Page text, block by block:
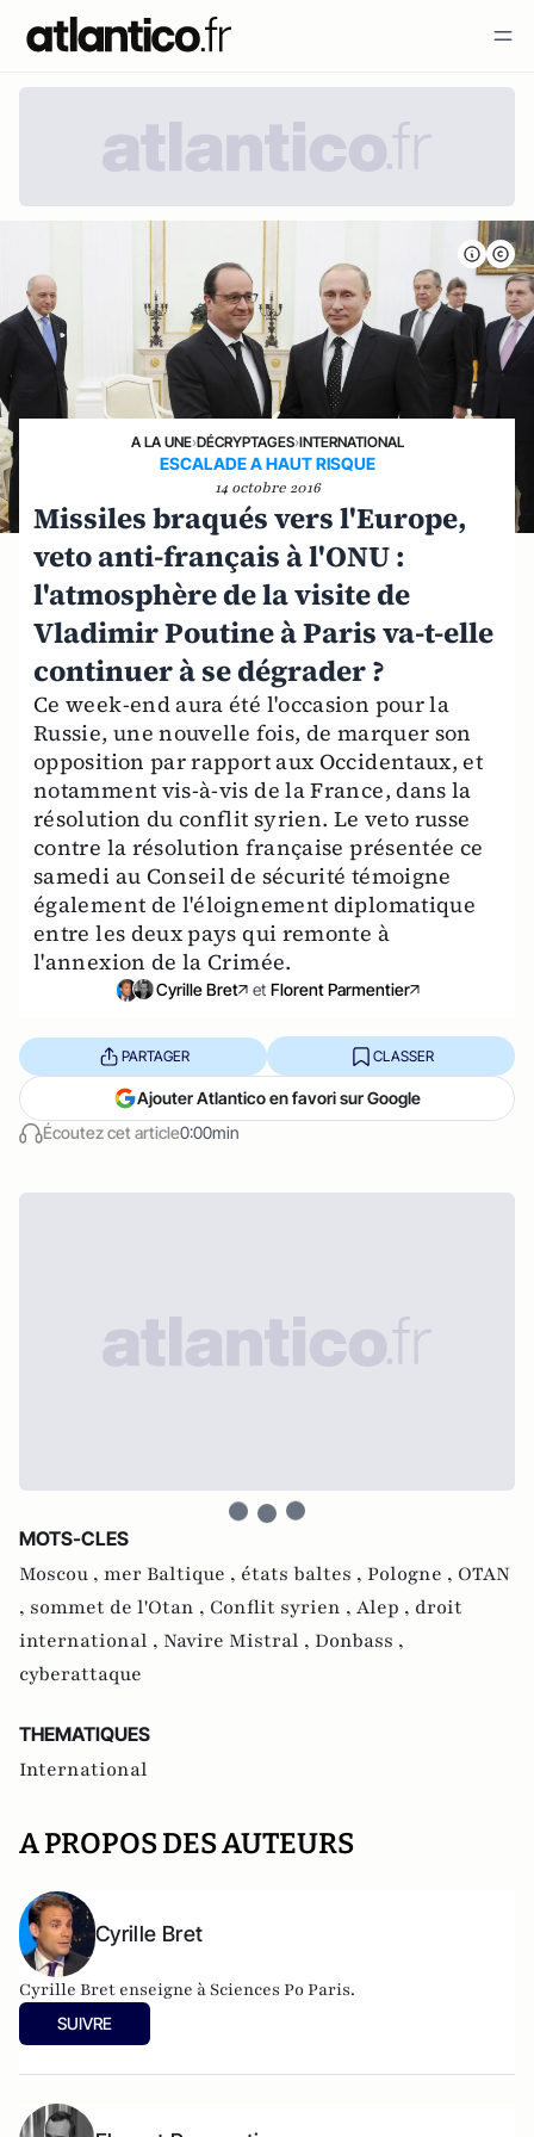
A LA UNE›DÉCRYPTAGES›INTERNATIONAL
ESCALADE A HAUT RISQUE
14 octobre 2016
Missiles braqués vers l'Europe,
veto anti-français à l'ONU :
l'atmosphère de la visite de
Vladimir Poutine à Paris va-t-elle
continuer à se dégrader ?
Ce week-end aura été l'occasion pour la
Russie, une nouvelle fois, de marquer son
opposition par rapport aux Occidentaux, et
notamment vis-à-vis de la France, dans la
résolution du conflit syrien. Le veto russe
contre la résolution française présentée ce
samedi au Conseil de sécurité témoigne
également de l'éloignement diplomatique
entre les deux pays qui remonte à
l'annexion de la Crimée.
Cyrille Bret et Florent Parmentier
Écoutez cet article0:00min
PARTAGER CLASSER
Ajouter Atlantico en favori sur Google
MOTS-CLES
Moscou , mer Baltique , états baltes , Pologne , OTAN
, sommet de l'Otan , Conflit syrien , Alep , droit
international , Navire Mistral , Donbass ,
cyberattaque
THEMATIQUES
International
A PROPOS DES AUTEURS
Cyrille Bret
Cyrille Bret enseigne à Sciences Po Paris.
SUIVRE